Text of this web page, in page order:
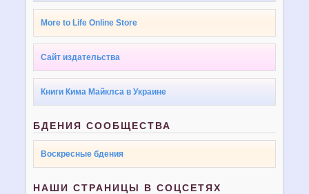
More to Life Online Store
Сайт издательства
Книги Кима Майклса в Украине
БДЕНИЯ СООБЩЕСТВА
Воскресные бдения
НАШИ СТРАНИЦЫ В СОЦСЕТЯХ